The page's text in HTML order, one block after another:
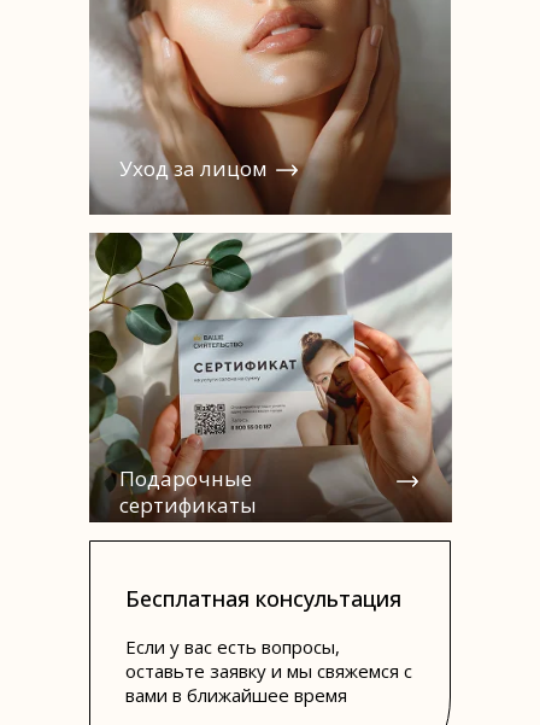
Если у вас есть вопросы,
оставьте заявку и мы свяжемся с
вами в ближайшее время
Бесплатная консультация
Подарочные
сертификаты
Уход за лицом